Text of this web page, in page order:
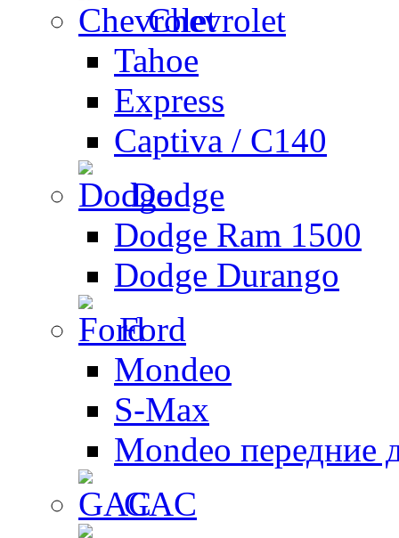
Chevrolet
Tahoe
Express
Captiva / C140
Dodge
Dodge Ram 1500
Dodge Durango
Ford
Mondeo
S-Max
Mondeo передние
GAC